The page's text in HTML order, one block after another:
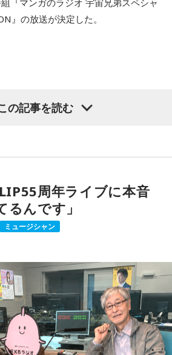
に連れて行ってもらった清里で見た星
真を撮ることもできませんでした。
泊まり、夜更かしをしながら星空を
はの体験に触れながら、「記憶に焼
語りました。
そ、ただ景色を眺める時間の大切さ
。
夏の記憶
』では、山梨にまつわる風景や、大
しています。
』の放送が決定した。
漫画にまつわるゲストを迎えるポッ
の連載完結のタイミングでの出演と
のエピソードや「キャラクターに出
ー造形について、ストーリーの発想
る特別番組『マンガのラジオ 宇宙兄
by viviON』は8月16日（日）19時
地上波本編で未公開の音源を含むデ
ポッドキャスト配信も予定してい
の記事を読む
周年ライブに本音
るんです」
ミュージシャン